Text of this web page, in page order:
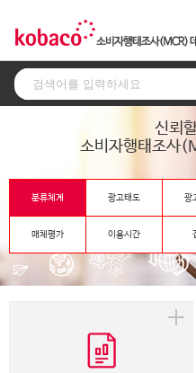
신뢰
소비자행태조사
분류체계 광고태도 광
매체평가 이용시간